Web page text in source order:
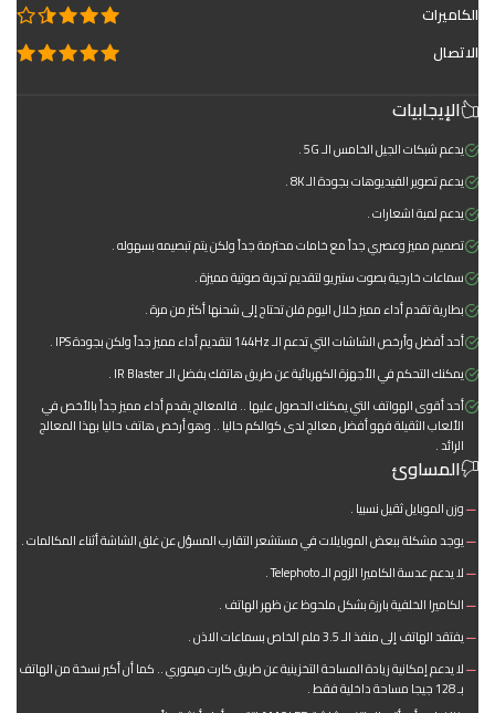
الكاميرات
الاتصال
الإيجابيات
يدعم شبكات الجيل الخامس الـ 5G .
يدعم تصوير الفيديوهات بجودة الـ 8K .
يدعم لمبة اشعارات .
تصميم مميز وعصري جداً مع خامات محترمة جداً ولكن يتم تبصيمه بسهوله .
سماعات خارجية بصوت ستيريو لتقديم تجربة صوتية مميزة .
بطارية تقدم أداء مميز خلال اليوم فلن تحتاج إلى شحنها أكثر من مرة .
أحد أفضل وأرخص الشاشات التي تدعم الـ 144Hz لتقديم أداء مميز جداً ولكن بجودة IPS .
يمكنك التحكم في الأجهزة الكهربائية عن طريق هاتفك بفضل الـ IR Blaster .
أحد أقوى الهواتف التي يمكنك الحصول عليها .. فالمعالج يقدم أداء مميز جداً بالأخص في
الألعاب الثقيلة فهو أفضل معالج لدى كوالكم حاليا .. وهو أرخص هاتف حاليا بهذا المعالج
الرائد .
المساوئ
وزن الموبايل ثقيل نسبيا .
يوجد مشكلة ببعض الموبايلات في مستشعر التقارب المسؤل عن غلق الشاشة أثناء المكالمات .
لا يدعم عدسة الكاميرا الزوم الـ Telephoto .
الكاميرا الخلفية بارزة بشكل ملحوظ عن ظهر الهاتف .
يفتقد الهاتف إلى منفذ الـ 3.5 ملم الخاص بسماعات الاذن .
لا يدعم إمكانية زيادة المساحة التخزينية عن طريق كارت ميموري .. كما أن أكبر نسخة من الهاتف
بـ 128 جيجا مساحة داخلية فقط .